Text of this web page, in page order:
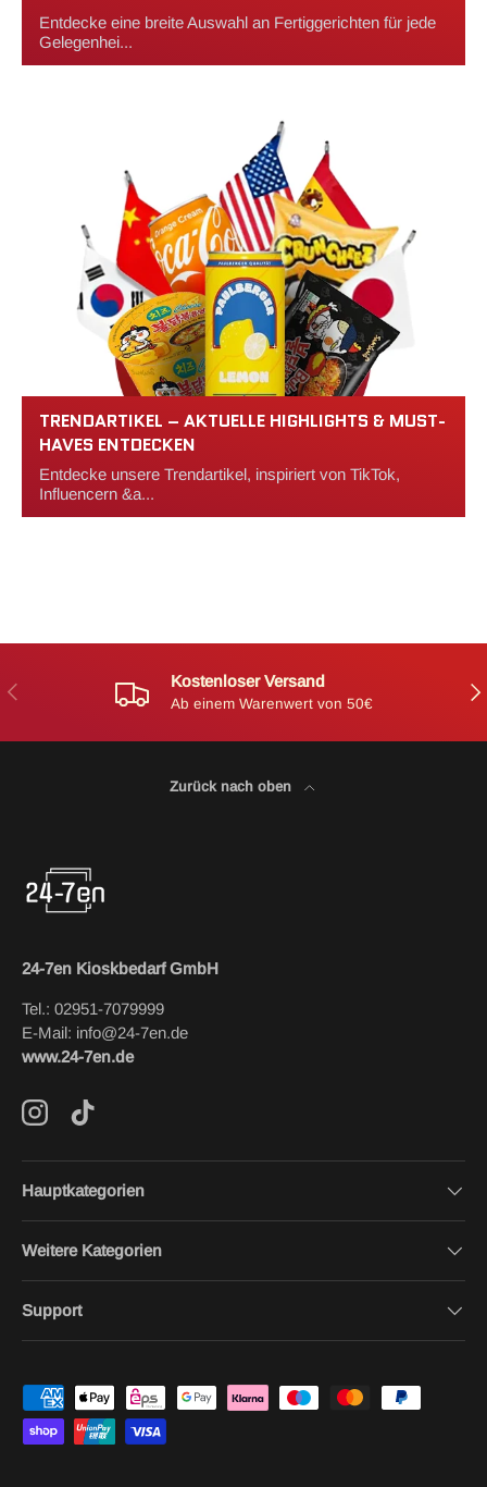
Entdecke eine breite Auswahl an Fertiggerichten für jede
Gelegenhei...
TRENDARTIKEL – AKTUELLE HIGHLIGHTS & MUST-
HAVES ENTDECKEN
Entdecke unsere Trendartikel, inspiriert von TikTok,
Influencern &a...
Vorherige Kostenloser Versand
Ab einem Warenwert von 50€
Zurück nach oben
24-7en Kioskbedarf GmbH
Tel.: 02951-7079999
E-Mail: info@24-7en.de
www.24-7en.de
InstagramTikTok
Hauptkategorien
Weitere Kategorien
Support
Zahlungsmethoden